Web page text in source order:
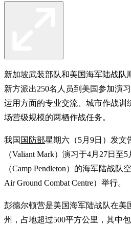
新加坡武装部队和美国海军陆战队
新方派出250名人员到美国参加演
运用方面的专业交流、城市作战训
场营级规模的两栖作战任务。
我国 国防部星期六（5月9日）发文
（Valiant Mark）演习于4月27日
（Camp Pendleton）的海军陆战队
Air Ground Combat Centre）举行。
彭德尔顿营是美国海军陆战队在美
州，占地超过500平方公里，其中